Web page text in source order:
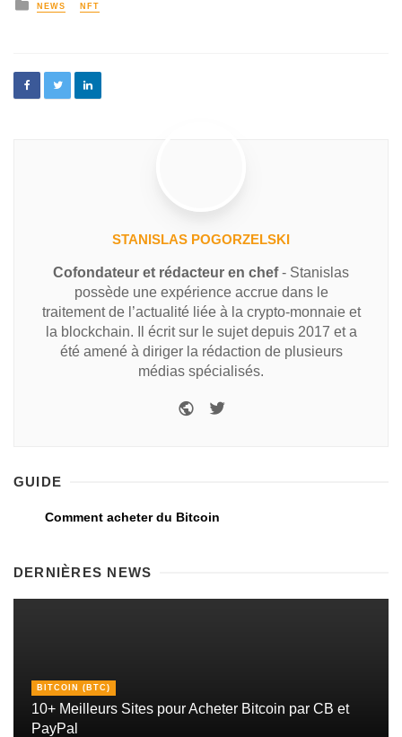
NEWS NFT
STANISLAS POGORZELSKI
Cofondateur et rédacteur en chef- Stanislas
possède une expérience accrue dans le
traitement de l’actualité liée à la crypto-monnaie et
la blockchain. Il écrit sur le sujet depuis 2017 et a
été amené à diriger la rédaction de plusieurs
médias spécialisés.
GUIDE
Comment acheter du Bitcoin
DERNIÈRES NEWS
BITCOIN (BTC)
10+ Meilleurs Sites pour Acheter Bitcoin par CB et
PayPal